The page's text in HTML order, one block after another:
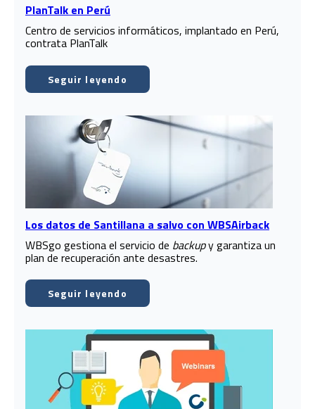
PlanTalk en Perú
Centro de servicios informáticos, implantado en Perú,
contrata PlanTalk
Seguir leyendo
Los datos de Santillana a salvo con WBSAirback
WBSgo gestiona el servicio de backupy garantiza un
plan de recuperación ante desastres.
Seguir leyendo